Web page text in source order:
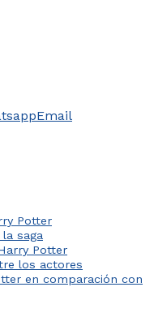
Email
Potter
saga
Potter
los actores
en comparación con